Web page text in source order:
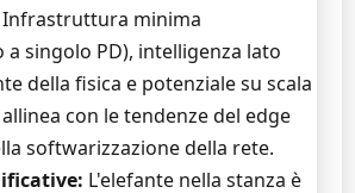
Infrastruttura minima
singolo PD), intelligenza lato
della fisica e potenziale su scala
con le tendenze del edge
softwarizzazione della rete.
L'elefante nella stanza è